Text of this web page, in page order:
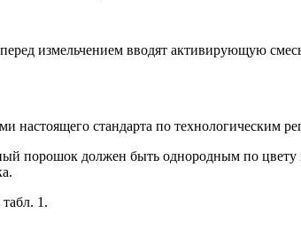
измельчением вводят активирующую
настоящего стандарта по технологическим
должен быть однородным по цвету
1.